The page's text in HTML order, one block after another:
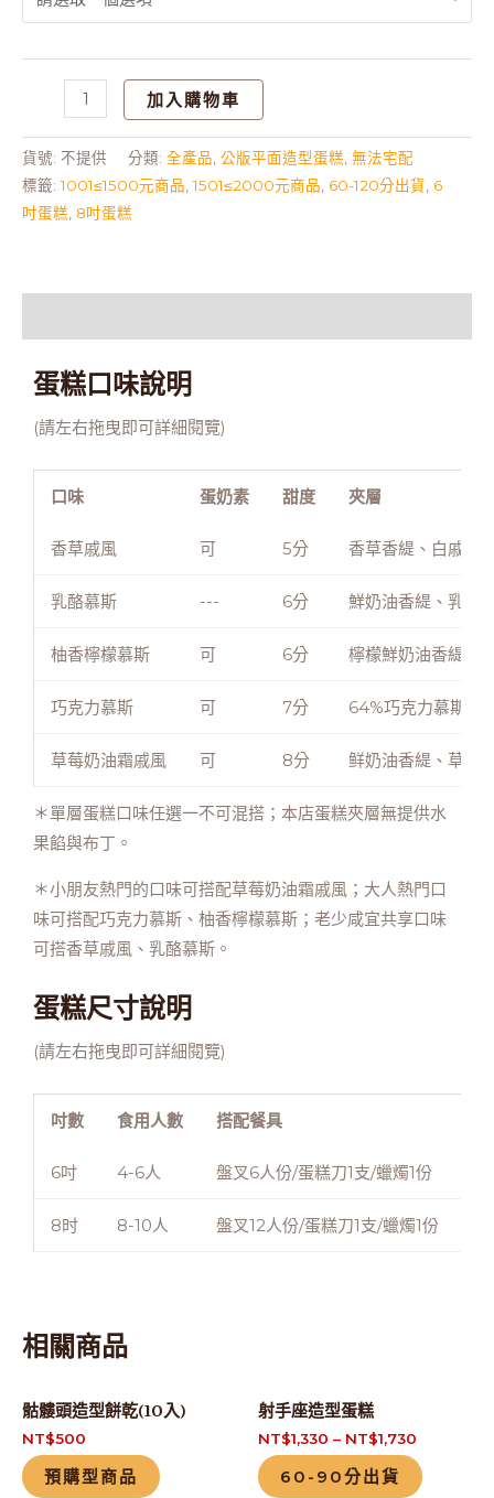
加入購物車
貨號: 不提供 分類: 全產品, 公版平面造型蛋糕, 無法宅配
標籤:1001≤1500元商品,1501≤2000元商品, 60-120分出貨, 6
吋蛋糕, 8吋蛋糕
蛋糕口味說明
(請左右拖曳即可詳細閱覽)
口味 蛋奶素 甜度 夾層
香草戚風 可 5分 香草香緹、白戚風
乳酪慕斯 --- 6分 鮮奶油香緹、乳酪
柚香檸檬慕斯 可 6分 檸檬鮮奶油香緹、
巧克力慕斯 可 7分 64%巧克力慕斯、
草莓奶油霜戚風 可 8分 鲜奶油香緹、草莓
＊單層蛋糕口味任選一不可混搭；本店蛋糕夾層無提供水
果餡與布丁。
＊小朋友熱門的口味可搭配草莓奶油霜戚風；大人熱門口
味可搭配巧克力慕斯、柚香檸檬慕斯；老少咸宜共享口味
可搭香草戚風、乳酪慕斯。
蛋糕尺寸說明
(請左右拖曳即可詳細閱覽)
吋數 食用人數 搭配餐具
6吋 4-6人 盤叉6人份/蛋糕刀1支/蠟燭1份
8时 8-10人 盤叉12人份/蛋糕刀1支/蠟燭1份
相關商品
骷髏頭造型餅乾(10入)
NT$500
預購型商品
射手座造型蛋糕
NT$1,330 – NT$1,730
60-90分出貨
此
產
品
有